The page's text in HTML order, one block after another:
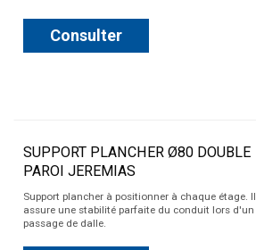
Consulter
SUPPORT PLANCHER Ø80 DOUBLE
PAROI JEREMIAS
Support plancher à positionner à chaque étage. Il
assure une stabilité parfaite du conduit lors d'un
passage de dalle.